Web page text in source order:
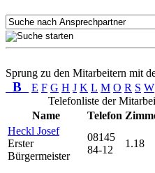
Sprung zu den Mitarbeitern mit
B E F G H J K L M O R S W
Telefonliste der
Name
Telefon
Heckl Josef
Erster
Bürgermeister
08145
84-12
1.18